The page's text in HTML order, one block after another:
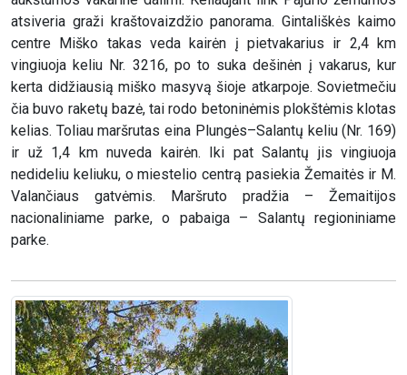
atsiveria graži kraštovaizdžio panorama. Gintališkės kaimo
centre Miško takas veda kairėn į pietvakarius ir 2,4 km
vingiuoja keliu Nr. 3216, po to suka dešinėn į vakarus, kur
kerta didžiausią miško masyvą šioje atkarpoje. Sovietmečiu
čia buvo raketų bazė, tai rodo betoninėmis plokštėmis klotas
kelias. Toliau maršrutas eina Plungės–Salantų keliu (Nr. 169)
ir už 1,4 km nuveda kairėn. Iki pat Salantų jis vingiuoja
nedideliu keliuku, o miestelio centrą pasiekia Žemaitės ir M.
Valančiaus gatvėmis. Maršruto pradžia – Žemaitijos
nacionaliniame parke, o pabaiga – Salantų regioniniame
parke.